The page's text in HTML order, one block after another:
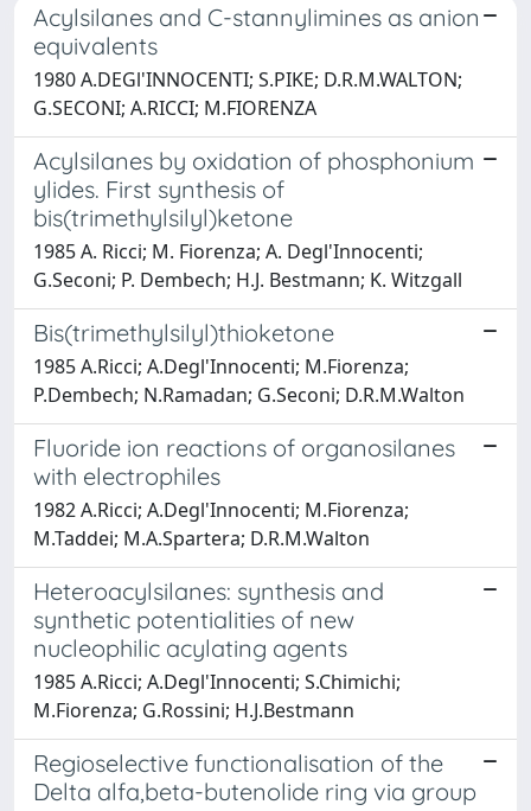
Acylsilanes and C-stannylimines as anion
equivalents
1980 A.DEGl'INNOCENTI; S.PIKE; D.R.M.WALTON;
G.SECONI; A.RICCI; M.FIORENZA
Acylsilanes by oxidation of phosphonium
ylides. First synthesis of
bis(trimethylsilyl)ketone
1985 A. Ricci; M. Fiorenza; A. Degl'Innocenti;
G.Seconi; P. Dembech; H.J. Bestmann; K. Witzgall
Bis(trimethylsilyl)thioketone
1985 A.Ricci; A.Degl'Innocenti; M.Fiorenza;
P.Dembech; N.Ramadan; G.Seconi; D.R.M.Walton
Fluoride ion reactions of organosilanes
with electrophiles
1982 A.Ricci; A.Degl'Innocenti; M.Fiorenza;
M.Taddei; M.A.Spartera; D.R.M.Walton
Heteroacylsilanes: synthesis and
synthetic potentialities of new
nucleophilic acylating agents
1985 A.Ricci; A.Degl'Innocenti; S.Chimichi;
M.Fiorenza; G.Rossini; H.J.Bestmann
Regioselective functionalisation of the
Delta alfa,beta-butenolide ring via group